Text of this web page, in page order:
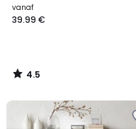
vanaf
39.99 €
4.5
/